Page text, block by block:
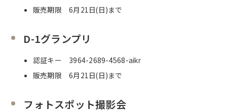
販売期限 6月21日(日)まで
D-1グランプリ
認証キー 3964-2689-4568-aikr
販売期限 6月21日(日)まで
フォトスポット撮影会